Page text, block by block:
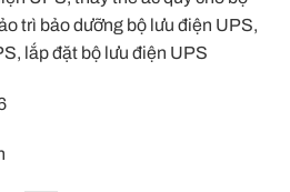
trì bảo dưỡng bộ lưu điện UPS,
lắp đặt bộ lưu điện UPS